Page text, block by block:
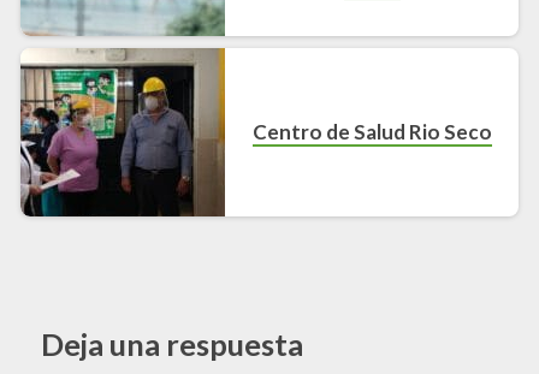
Centro de Salud Rio Seco
Deja una respuesta